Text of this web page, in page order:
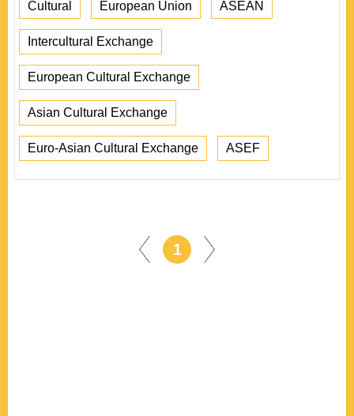
Cultural European Union ASEAN
Intercultural Exchange
European Cultural Exchange
Asian Cultural Exchange
Euro-Asian Cultural Exchange ASEF
1